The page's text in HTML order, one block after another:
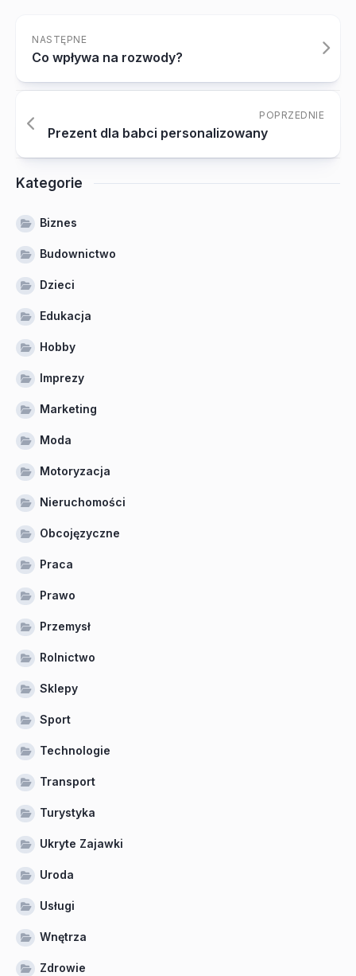
NASTĘPNE
Co wpływa na rozwody?
POPRZEDNIE
Prezent dla babci personalizowany
Kategorie
Biznes
Budownictwo
Dzieci
Edukacja
Hobby
Imprezy
Marketing
Moda
Motoryzacja
Nieruchomości
Obcojęzyczne
Praca
Prawo
Przemysł
Rolnictwo
Sklepy
Sport
Technologie
Transport
Turystyka
Ukryte Zajawki
Uroda
Usługi
Wnętrza
Zdrowie